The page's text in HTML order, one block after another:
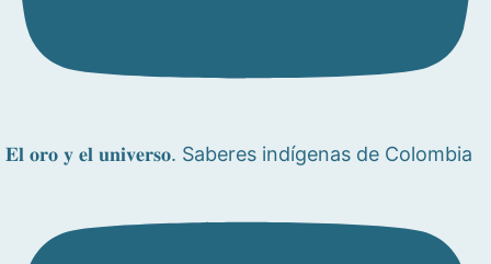
𝐄𝐥 𝐨𝐫𝐨 𝐲 𝐞𝐥 𝐮𝐧𝐢𝐯𝐞𝐫𝐬𝐨. Saberes indígenas de Colombia